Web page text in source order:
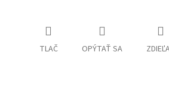
TLAČ OPÝTAŤ SA